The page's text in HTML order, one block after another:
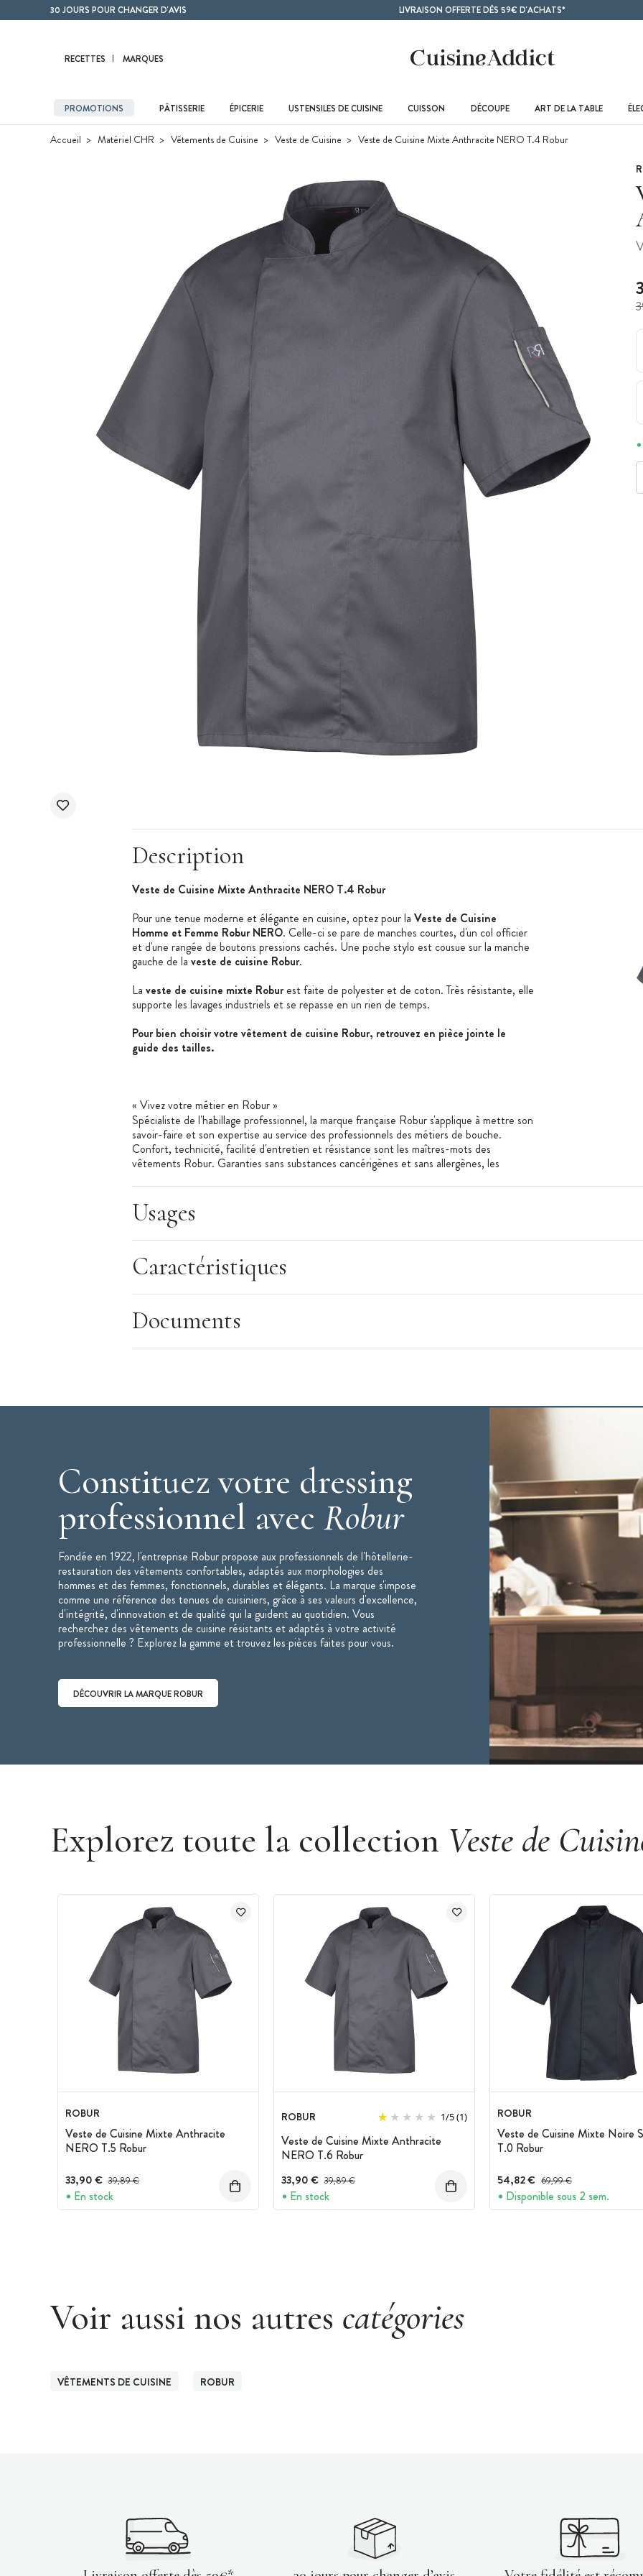
Contenu principal30 JOURS POUR CHANGER D'AVIS LIVRAISON OFFERTE DÈS 59€ D'ACHATS*
RECETTES MARQUES
PROMOTIONS PÂTISSERIE ÉPICERIE USTENSILES DE CUISINE CUISSON DÉCOUPE ART DE LA TABLE
Accueil Matériel CHR Vêtements de Cuisine Veste de Cuisine Veste de Cuisine Mixte Anthracite NERO T.4 Robur
Description
Veste de Cuisine Mixte Anthracite NERO T.4 Robur
Pour une tenue moderne et élégante en cuisine, optez pour la Veste de Cuisine
Homme et Femme Robur NERO. Celle-ci se pare de manches courtes, d'un col officier
et d'une rangée de boutons pressions cachés. Une poche stylo est cousue sur la manche
gauche de la veste de cuisine Robur.
La veste de cuisine mixte Roburest faite de polyester et de coton. Très résistante, elle
supporte les lavages industriels et se repasse en un rien de temps.
Pour bien choisir votre vêtement de cuisine Robur, retrouvez en pièce jointe le
guide des tailles.
« Vivez votre métier en Robur »
Spécialiste de l'habillage professionnel, la marque française Robur s'applique à mettre son
savoir-faire et son expertise au service des professionnels des métiers de bouche.
Confort, technicité, facilité d'entretien et résistance sont les maîtres-mots des
vêtements Robur. Garanties sans substances cancérigènes et sans allergènes, les
Entretien simple
Caractéristiques de la Veste de Cuisine
Veste de cuisine mixte
Taille : 4(voir le guide des taille en pièce jointe)
Boutons pressions cachés
Poche stylo avec liseré coloré sur manche gauche
Lavage industriel selon norme ISO 15797 - programme couleur
Veste disponible en manches longues
Usages
Caractéristiques
Documents
Constituez votre dressing
professionnel avec Robur
Fondée en 1922, l'entreprise Robur propose aux professionnels de l'hôtellerie-
restauration des vêtements confortables, adaptés aux morphologies des
hommes et des femmes, fonctionnels, durables et élégants. La marque s'impose
comme une référence des tenues de cuisiniers, grâce à ses valeurs d'excellence,
d'intégrité, d'innovation et de qualité qui la guident au quotidien. Vous
recherchez des vêtements de cuisine résistants et adaptés à votre activité
professionnelle ? Explorez la gamme et trouvez les pièces faites pour vous.
DÉCOUVRIR LA MARQUE ROBUR
Explorez toute la collection Veste de
ROBUR
Veste de Cuisine Mixte Anthracite
NERO T.5 Robur
33,90 € Prix avant réduction :
39,89 €
En stock
ROBUR 1/5(1)
Veste de Cuisine Mixte Anthracite
NERO T.6 Robur
33,90 € Prix avant réduction :
39,89 €
En stock
ROBUR
Veste de Cuisine Mixte Noire
T.0 Robur
54,82 € Prix avant réduction :
69,99 €
Disponible sous 2 sem.
Voir aussi nos autres catégories
VÊTEMENTS DE CUISINE ROBUR